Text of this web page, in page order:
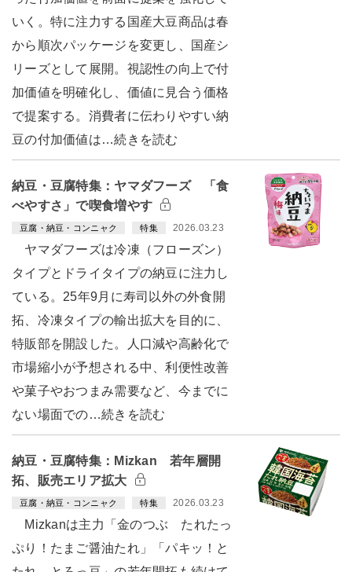
いく。特に注力する国産大豆商品は春
から順次パッケージを変更し、国産シ
リーズとして展開。視認性の向上で付
加価値を明確化し、価値に見合う価格
で提案する。消費者に伝わりやすい納
豆の付加価値は…続きを読む
納豆・豆腐特集：ヤマダフーズ 「食
べやすさ」で喫食増やす
豆腐・納豆・コンニャク 特集 2026.03.23
ヤマダフーズは冷凍（フローズン）
タイプとドライタイプの納豆に注力し
ている。25年9月に寿司以外の外食開
拓、冷凍タイプの輸出拡大を目的に、
特販部を開設した。人口減や高齢化で
市場縮小が予想される中、利便性改善
や菓子やおつまみ需要など、今までに
ない場面での…続きを読む
納豆・豆腐特集：Mizkan 若年層開
拓、販売エリア拡大
豆腐・納豆・コンニャク 特集 2026.03.23
Mizkanは主力「金のつぶ たれたっ
ぷり！たまご醤油たれ」「パキッ！と